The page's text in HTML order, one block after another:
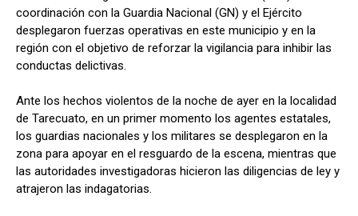
coordinación con la Guardia Nacional (GN) y el Ejército
desplegaron fuerzas operativas en este municipio y en la
región con el objetivo de reforzar la vigilancia para inhibir las
conductas delictivas.
Ante los hechos violentos de la noche de ayer en la localidad
de Tarecuato, en un primer momento los agentes estatales,
los guardias nacionales y los militares se desplegaron en la
zona para apoyar en el resguardo de la escena, mientras que
las autoridades investigadoras hicieron las diligencias de ley y
atrajeron las indagatorias.